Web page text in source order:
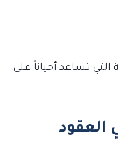
تساعد أحياناً على
العقود